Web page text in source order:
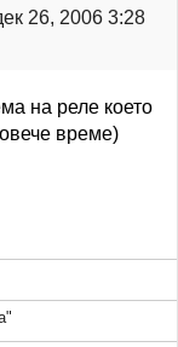
26, 2006 3:28
на реле което
време)